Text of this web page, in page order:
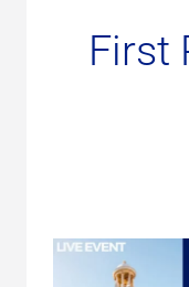
First